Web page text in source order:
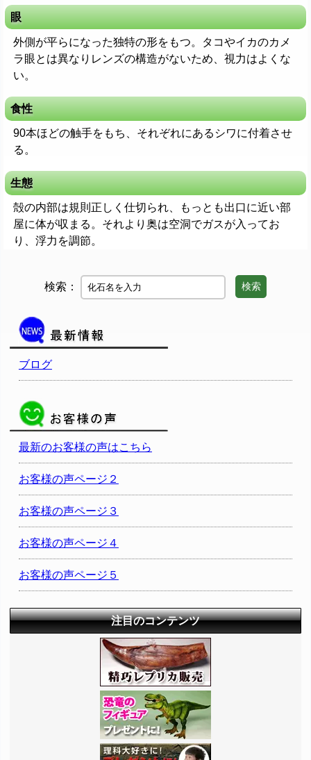
眼
外側が平らになった独特の形をもつ。タコやイカのカメ
ラ眼とは異なりレンズの構造がないため、視力はよくな
い。
食性
90本ほどの触手をもち、それぞれにあるシワに付着させ
る。
生態
殻の内部は規則正しく仕切られ、もっとも出口に近い部
屋に体が収まる。それより奥は空洞でガスが入ってお
り、浮力を調節。
検索： 検索
ブログ
最新のお客様の声はこちら
お客様の声ページ２
お客様の声ページ３
お客様の声ページ４
お客様の声ページ５
注目のコンテンツ